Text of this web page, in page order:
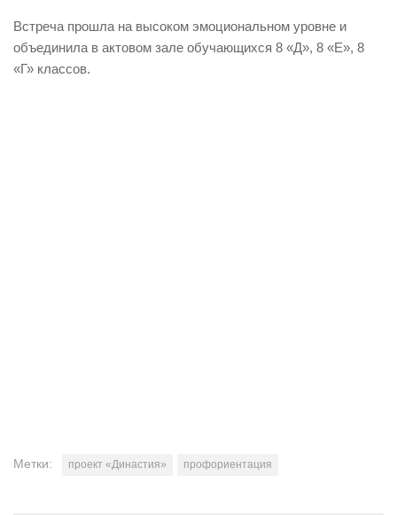
Встреча прошла на высоком эмоциональном уровне и
объединила в актовом зале обучающихся 8 «Д», 8 «Е», 8
«Г» классов.
Метки: проект «Династия» профориентация